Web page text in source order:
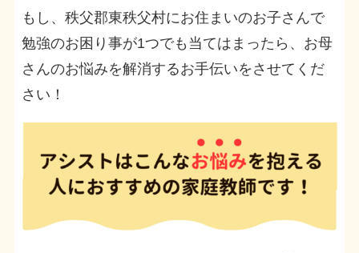
もし、秩父郡東秩父村にお住まいのお子さんで
勉強のお困り事が1つでも当てはまったら、お母
さんのお悩みを解消するお手伝いをさせてくだ
さい！